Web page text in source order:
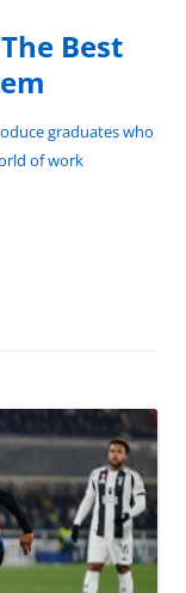
Best
graduates who
of work